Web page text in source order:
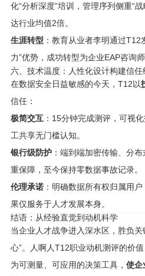
化“分析深度”培训，管理序列侧重“
达行业均值2倍。
生涯转型 ：教育从业者李明通过T12
力”优势，成功转型为企业EAP咨询
六、技术温度：人性化设计构建信任
在数据安全日益敏感的今天，T12以
信任：
极简交互：15分钟完成测评，可视
工共享无门槛认知。
银行级防护：端到端加密传输、分
重保障，至今保持零数据事故记录。
伦理承诺：明确数据所有权归属用
果仅服务于人才发展本身。
结语：从经验直觉到动机科学
当企业人才战争进入深水区，胜负关
心”。人啊人T12职业动机测评的价
为可测量、可应用的决策工具， 使企